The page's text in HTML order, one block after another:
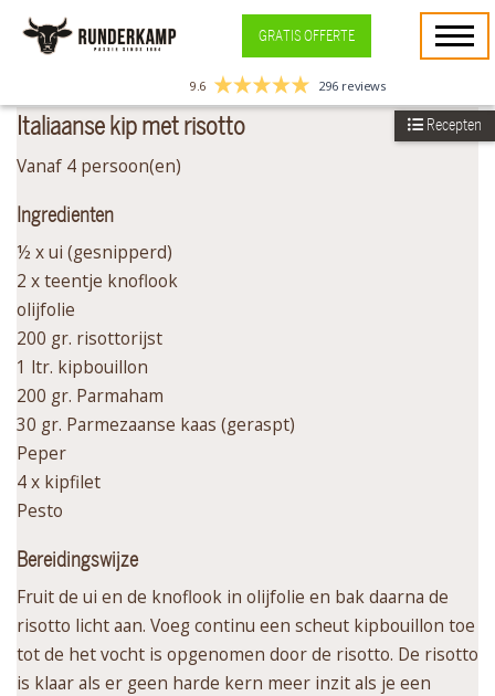
GRATIS OFFERTE
9.6 296 reviews
Italiaanse kip met risotto
Vanaf 4 persoon(en)
Ingredienten
½ x ui (gesnipperd)
2 x teentje knoflook
olijfolie
200 gr. risottorijst
1 ltr. kipbouillon
200 gr. Parmaham
30 gr. Parmezaanse kaas (geraspt)
Peper
4 x kipfilet
Pesto
Bereidingswijze
Fruit de ui en de knoflook in olijfolie en bak daarna de
risotto licht aan. Voeg continu een scheut kipbouillon toe
tot de het vocht is opgenomen door de risotto. De risotto
is klaar als er geen harde kern meer inzit als je een
Recepten